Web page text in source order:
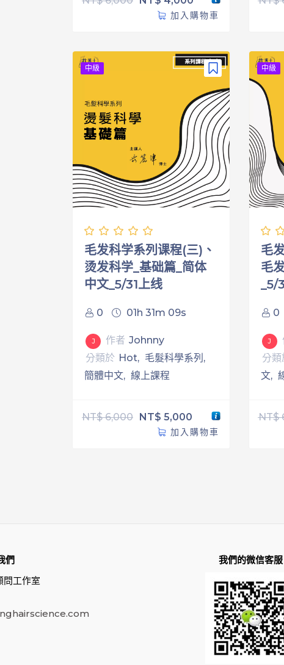
加入購物車
中級
毛发科学系列课程(三)、
烫发科学_基础篇_简体
中文_5/31上线
0 01h 31m 09s
J 作者 Johnny
分類於 Hot
毛髮科學系列
簡體中文
線上課程
NT$6,000 NT$ 5,000
加入購物車
中級
毛
毛
_5/
0
J
分類
文
NT$
們
問工作室
我們的微信客服